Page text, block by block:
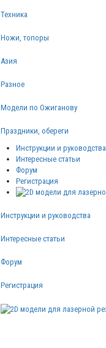
Техника
Ножи, топоры
Азия
Разное
Модели по Ожиганову
Праздники, обереги
Инструкции и руководства
Интересные статьи
Форум
Регистрация
Инструкции и руководства
Интересные статьи
Форум
Регистрация